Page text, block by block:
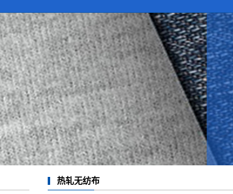
喷水衬
经编衬
领衬
热轧无纺布
泡沫浸渍无
纺布
熔喷布
行业新闻
技术中心
热轧无纺布